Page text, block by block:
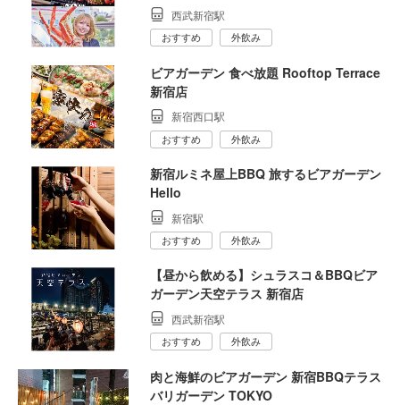
西武新宿駅
おすすめ 外飲み
ビアガーデン 食べ放題 Rooftop Terrace
新宿店
新宿西口駅
おすすめ 外飲み
新宿ルミネ屋上BBQ 旅するビアガーデン
Hello
新宿駅
おすすめ 外飲み
【昼から飲める】シュラスコ＆BBQビア
ガーデン天空テラス 新宿店
西武新宿駅
おすすめ 外飲み
肉と海鮮のビアガーデン 新宿BBQテラス
バリガーデン TOKYO